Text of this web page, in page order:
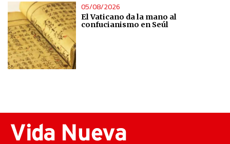
05/08/2026
El Vaticano da la mano al
confucianismo en Seúl